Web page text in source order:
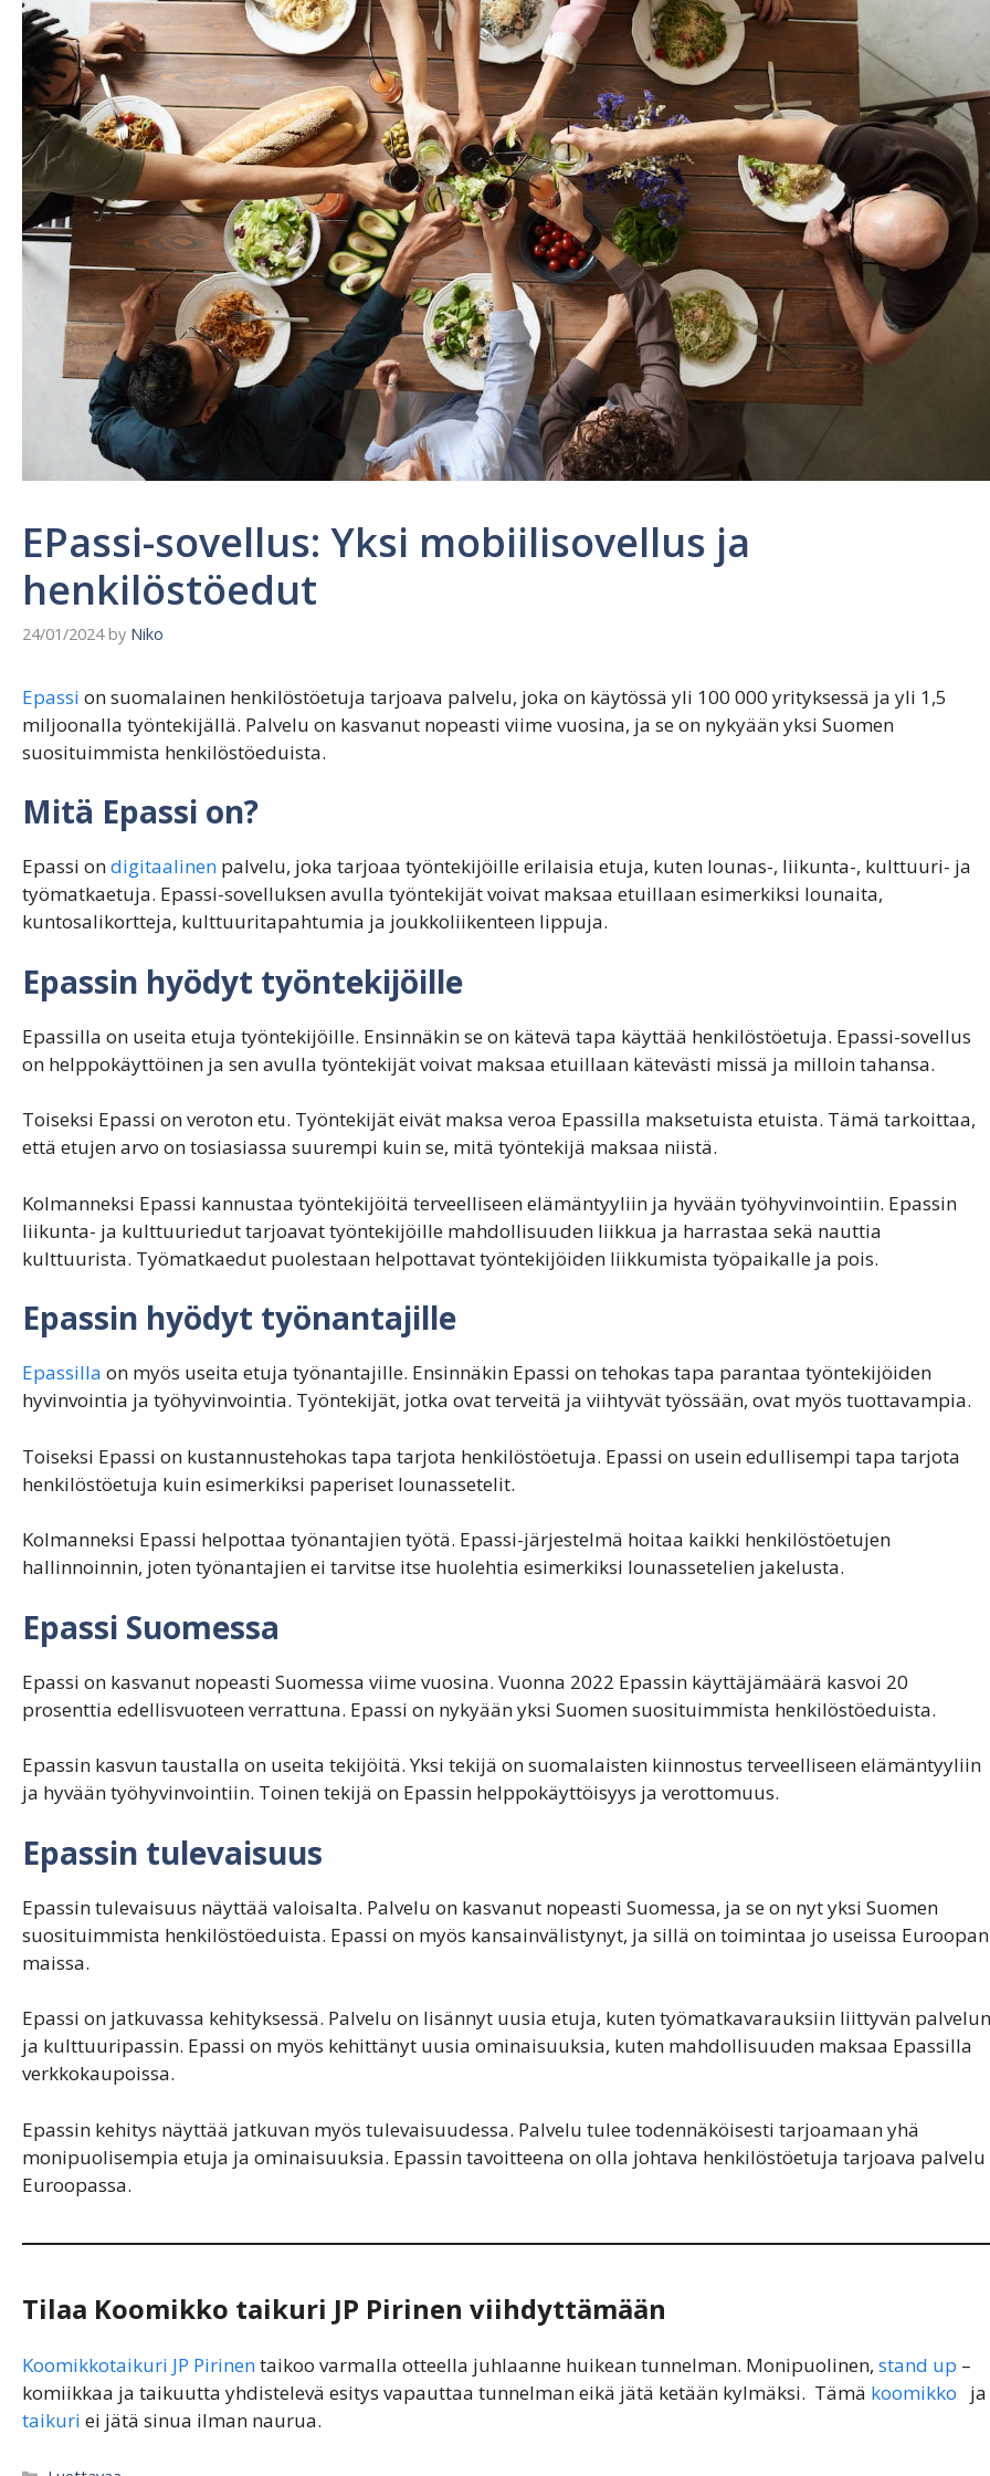
EPassi-sovellus: Yksi mobiilisovellus ja
henkilöstöedut
24/01/2024 by Niko
Epassi on suomalainen henkilöstöetuja tarjoava palvelu, joka on käytössä yli 100 000 yrityksessä ja yli 1,5
miljoonalla työntekijällä. Palvelu on kasvanut nopeasti viime vuosina, ja se on nykyään yksi Suomen
suosituimmista henkilöstöeduista.
Mitä Epassi on?
Epassi ondigitaalinen palvelu, joka tarjoaa työntekijöille erilaisia etuja, kuten lounas-, liikunta-, kulttuuri- ja
työmatkaetuja. Epassi-sovelluksen avulla työntekijät voivat maksaa etuillaan esimerkiksi lounaita,
kuntosalikortteja, kulttuuritapahtumia ja joukkoliikenteen lippuja.
Epassin hyödyt työntekijöille
Epassilla on useita etuja työntekijöille. Ensinnäkin se on kätevä tapa käyttää henkilöstöetuja. Epassi-sovellus
on helppokäyttöinen ja sen avulla työntekijät voivat maksaa etuillaan kätevästi missä ja milloin tahansa.
Toiseksi Epassi on veroton etu. Työntekijät eivät maksa veroa Epassilla maksetuista etuista. Tämä tarkoittaa,
että etujen arvo on tosiasiassa suurempi kuin se, mitä työntekijä maksaa niistä.
Kolmanneksi Epassi kannustaa työntekijöitä terveelliseen elämäntyyliin ja hyvään työhyvinvointiin. Epassin
liikunta- ja kulttuuriedut tarjoavat työntekijöille mahdollisuuden liikkua ja harrastaa sekä nauttia
kulttuurista. Työmatkaedut puolestaan helpottavat työntekijöiden liikkumista työpaikalle ja pois.
Epassin hyödyt työnantajille
Epassilla on myös useita etuja työnantajille. Ensinnäkin Epassi on tehokas tapa parantaa työntekijöiden
hyvinvointia ja työhyvinvointia. Työntekijät, jotka ovat terveitä ja viihtyvät työssään, ovat myös tuottavampia.
Toiseksi Epassi on kustannustehokas tapa tarjota henkilöstöetuja. Epassi on usein edullisempi tapa tarjota
henkilöstöetuja kuin esimerkiksi paperiset lounassetelit.
Kolmanneksi Epassi helpottaa työnantajien työtä. Epassi-järjestelmä hoitaa kaikki henkilöstöetujen
hallinnoinnin, joten työnantajien ei tarvitse itse huolehtia esimerkiksi lounassetelien jakelusta.
Epassi Suomessa
Epassi on kasvanut nopeasti Suomessa viime vuosina. Vuonna 2022 Epassin käyttäjämäärä kasvoi 20
prosenttia edellisvuoteen verrattuna. Epassi on nykyään yksi Suomen suosituimmista henkilöstöeduista.
Epassin kasvun taustalla on useita tekijöitä. Yksi tekijä on suomalaisten kiinnostus terveelliseen elämäntyyliin
ja hyvään työhyvinvointiin. Toinen tekijä on Epassin helppokäyttöisyys ja verottomuus.
Epassin tulevaisuus
Epassin tulevaisuus näyttää valoisalta. Palvelu on kasvanut nopeasti Suomessa, ja se on nyt yksi Suomen
suosituimmista henkilöstöeduista. Epassi on myös kansainvälistynyt, ja sillä on toimintaa jo useissa Euroopan
maissa.
Epassi on jatkuvassa kehityksessä. Palvelu on lisännyt uusia etuja, kuten työmatkavarauksiin liittyvän palvelun
ja kulttuuripassin. Epassi on myös kehittänyt uusia ominaisuuksia, kuten mahdollisuuden maksaa Epassilla
verkkokaupoissa.
Epassin kehitys näyttää jatkuvan myös tulevaisuudessa. Palvelu tulee todennäköisesti tarjoamaan yhä
monipuolisempia etuja ja ominaisuuksia. Epassin tavoitteena on olla johtava henkilöstöetuja tarjoava palvelu
Euroopassa.
Tilaa Koomikko taikuri JP Pirinen viihdyttämään
Koomikkotaikuri JP Pirinentaikoo varmalla otteella juhlaanne huikean tunnelman. Monipuolinen, stand up –
komiikkaa ja taikuutta yhdistelevä esitys vapauttaa tunnelman eikä jätä ketään kylmäksi. Tämä koomikko ja
taikuri ei jätä sinua ilman naurua.